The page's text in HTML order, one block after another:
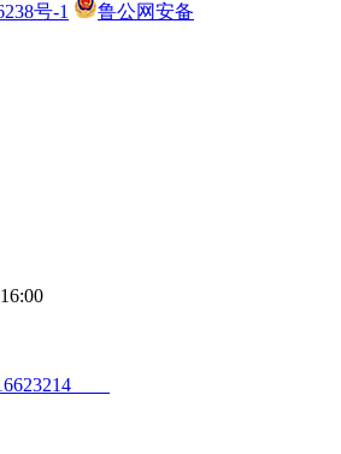
号-1
鲁公网安备